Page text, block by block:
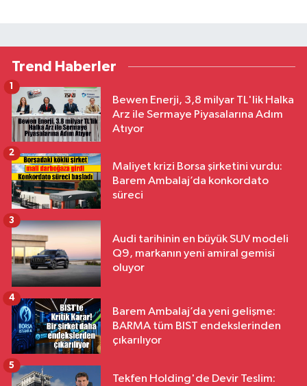
Trend Haberler
Bewen Enerji, 3,8 milyar TL'lik Halka
Arz ile Sermaye Piyasalarına Adım
Atıyor
1
Maliyet krizi Borsa şirketini vurdu:
Barem Ambalaj’da konkordato
süreci
2
Audi tarihinin en büyük SUV modeli
Q9, markanın yeni amiral gemisi
oluyor
3
Barem Ambalaj’da yeni gelişme:
BARMA tüm BIST endekslerinden
çıkarılıyor
4
Tekfen Holding'de Devir Teslim:
5